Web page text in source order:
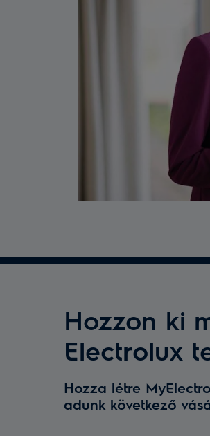
Hozzon ki
Electrolux
Hozza létre
adunk következő